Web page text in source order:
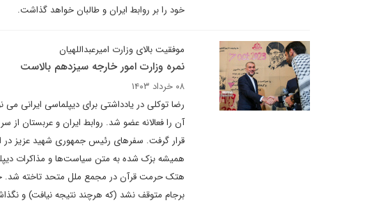
خود را بر روابط ایران و طالبان خواهد گذاشت.
موفقیت بالای وزارت امیرعبداللهیان
نمره وزارت امور خارجه سیزدهم بالاست
۰۸ خرداد ۱۴۰۳
رضا توکلی در یادداشتی برای دیپلماسی ایرانی می
آن را فعالانه عضو شد. روابط ایران و عربستان
قرار گرفت. سفرهای رئیس جمهوری شهید عزیز در
همیشه بزک شده به متن سیاست‌ها و مذاکرات
هتک حرمت قرآن در مجمع ملل متحد تاخته شد.
برجام متوقف نشد (که هرچند نتیجه نیافت) و